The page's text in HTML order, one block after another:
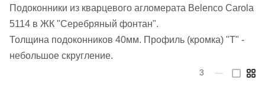
Подоконники из кварцевого агломерата Belenco Carola
5114 в ЖК "Серебряный фонтан".
Толщина подоконников 40мм. Профиль (кромка) "Т" -
небольшое скругление.
3 —